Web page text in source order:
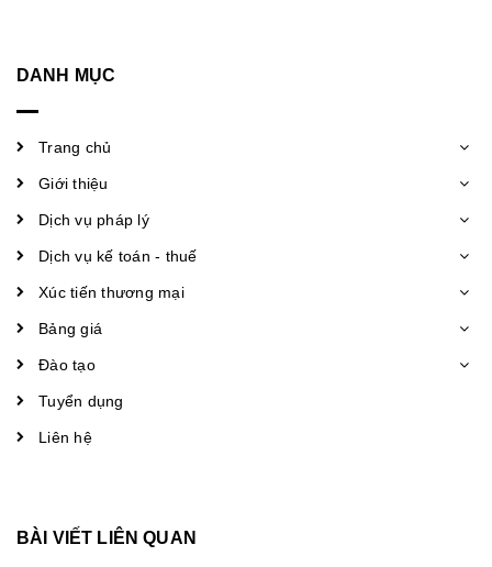
DANH MỤC
Trang chủ
Giới thiệu
Dịch vụ pháp lý
Dịch vụ kế toán - thuế
Xúc tiến thương mại
Bảng giá
Đào tạo
Tuyển dụng
Liên hệ
BÀI VIẾT LIÊN QUAN